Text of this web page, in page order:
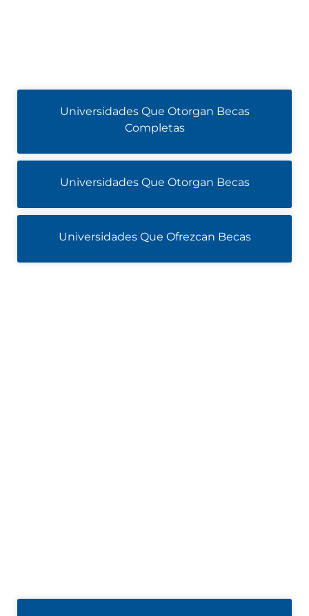
Universidades Que Otorgan Becas
Completas
Universidades Que Otorgan Becas
Universidades Que Ofrezcan Becas